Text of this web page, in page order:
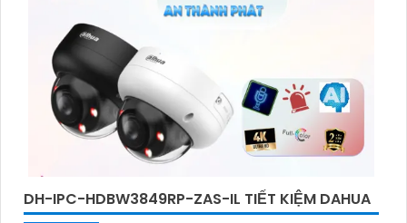
DH-IPC-HDBW3849RP-ZAS-IL TIẾT KIỆM DAHUA